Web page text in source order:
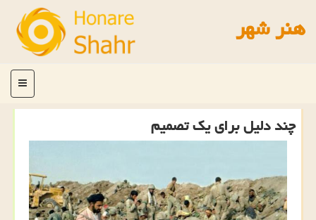
هنر شهر
منو
چند دلیل برای یك تصمیم